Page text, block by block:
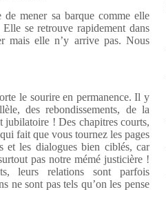
mener sa barque comme elle
se retrouve rapidement dans
mais elle n’y arrive pas. Nous
le sourire en permanence. Il y
des rebondissements, de la
jubilatoire ! Des chapitres courts,
fait que vous tournez les pages
et les dialogues bien ciblés, car
pas notre mémé justicière !
leurs relations sont parfois
ne sont pas tels qu’on les pense